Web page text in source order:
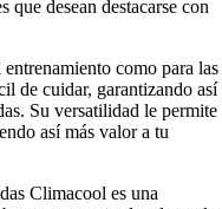
que desean destacarse con
como para las
de cuidar, garantizando así
Su versatilidad le permite
así más valor a tu
Climacool es una